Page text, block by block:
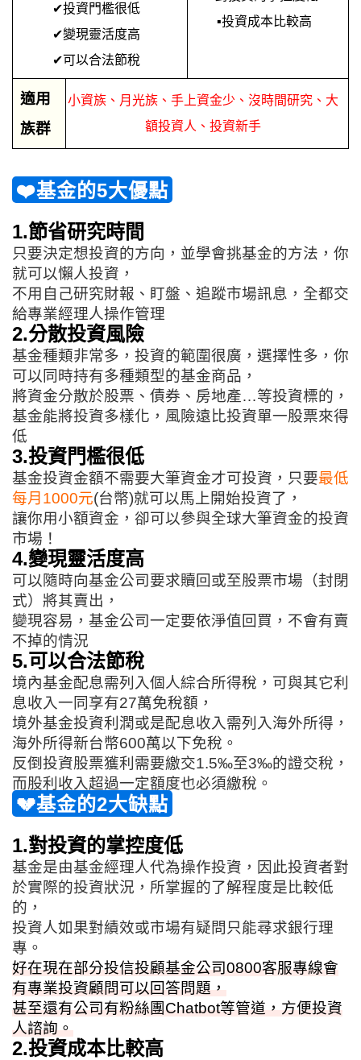
✔投資門檻很低
✔變現靈活度高
✔可以合法節稅
▪投資成本比較高
適用
族群
小資族、月光族、手上資金少、沒時間研究、大
額投資人、投資新手
❤️基金的5大優點
1.節省研究時間
只要決定想投資的方向，並學會挑基金的方法，你
就可以懶人投資，
不用自己研究財報、盯盤、追蹤市場訊息，全都交
給專業經理人操作管理
2.分散投資風險
基金種類非常多，投資的範圍很廣，選擇性多，你
可以同時持有多種類型的基金商品，
將資金分散於股票、債券、房地產…等投資標的，
基金能將投資多樣化，風險遠比投資單一股票來得
低
3.投資門檻很低
基金投資金額不需要大筆資金才可投資，只要最低
每月1000元(台幣)就可以馬上開始投資了，
讓你用小額資金，卻可以參與全球大筆資金的投資
市場！
4.變現靈活度高
可以隨時向基金公司要求贖回或至股票市場（封閉
式）將其賣出，
變現容易，基金公司一定要依淨值回買，不會有賣
不掉的情況
5.可以合法節稅
境內基金配息需列入個人綜合所得稅，可與其它利
息收入一同享有27萬免稅額，
境外基金投資利潤或是配息收入需列入海外所得，
海外所得新台幣600萬以下免稅。
反倒投資股票獲利需要繳交1.5‰至3‰的證交稅，
而股利收入超過一定額度也必須繳稅。
💔基金的2大缺點
1.對投資的掌控度低
基金是由基金經理人代為操作投資，因此投資者對
於實際的投資狀況，所掌握的了解程度是比較低
的，
投資人如果對績效或市場有疑問只能尋求銀行理
專。
好在現在部分投信投顧基金公司0800客服專線會
有專業投資顧問可以回答問題，
甚至還有公司有粉絲團Chatbot等管道，方便投資
人諮詢。
2.投資成本比較高